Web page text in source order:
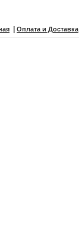
Оплата и Доставка